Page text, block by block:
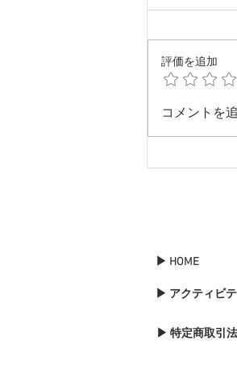
バードフ
が登壇し
評価を追加
コメントを
▶ HOME
▶ アクティビ
▶ 特定商取引法